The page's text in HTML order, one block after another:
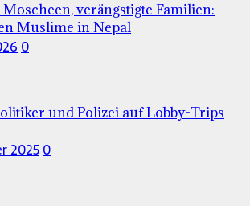
verängstigte Familien:
Muslime in Nepal
0
und Polizei auf Lobby-Trips
20250